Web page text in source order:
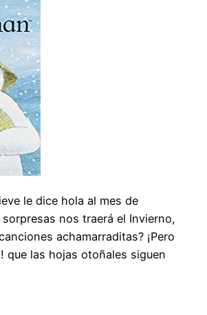
le dice hola al mes de
sorpresas nos traerá el Invierno,
achamarraditas? ¡Pero
que las hojas otoñales siguen